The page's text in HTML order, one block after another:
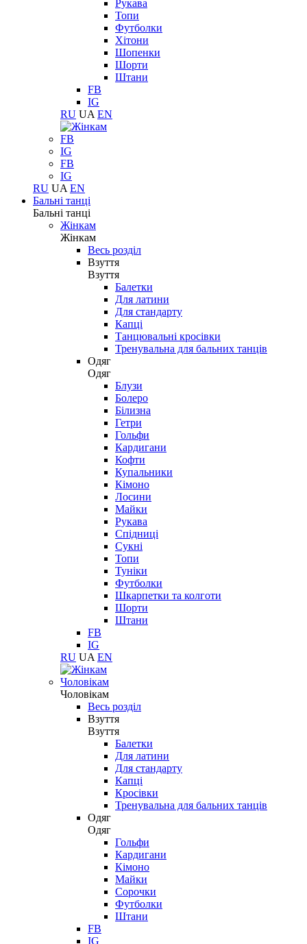
Рукава
Топи
Футболки
Хітони
Шопенки
Шорти
Штани
FB
IG
RU UA EN
FB
IG
FB
IG
RU UA EN
Бальні танці
Бальні танці
Жінкам
Жінкам
Весь розділ
Взуття
Взуття
Балетки
Для латини
Для стандарту
Капці
Танцювальні кросівки
Тренувальна для бальних танців
Одяг
Одяг
Блузи
Болеро
Білизна
Гетри
Гольфи
Кардигани
Кофти
Купальники
Кімоно
Лосини
Майки
Рукава
Спідниці
Сукні
Топи
Туніки
Футболки
Шкарпетки та колготи
Шорти
Штани
FB
IG
RU UA EN
Чоловікам
Чоловікам
Весь розділ
Взуття
Взуття
Балетки
Для латини
Для стандарту
Капці
Кросівки
Тренувальна для бальних танців
Одяг
Одяг
Гольфи
Кардигани
Кімоно
Майки
Сорочки
Футболки
Штани
FB
IG